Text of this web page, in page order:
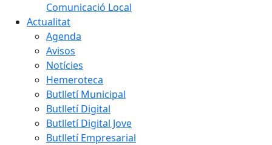
Comunicació Local
Actualitat
Agenda
Avisos
Notícies
Hemeroteca
Butlletí Municipal
Butlletí Digital
Butlletí Digital Jove
Butlletí Empresarial